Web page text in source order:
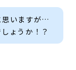
思いますが…
ょうか！？